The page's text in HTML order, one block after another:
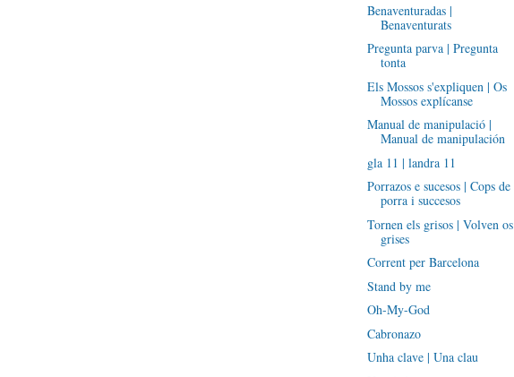
Benaventuradas |
Benaventurats
Pregunta parva | Pregunta
tonta
Els Mossos s'expliquen | Os
Mossos explícanse
Manual de manipulació |
Manual de manipulación
gla 11 | landra 11
Porrazos e sucesos | Cops de
porra i succesos
Tornen els grisos | Volven os
grises
Corrent per Barcelona
Stand by me
Oh-My-God
Cabronazo
Unha clave | Una clau